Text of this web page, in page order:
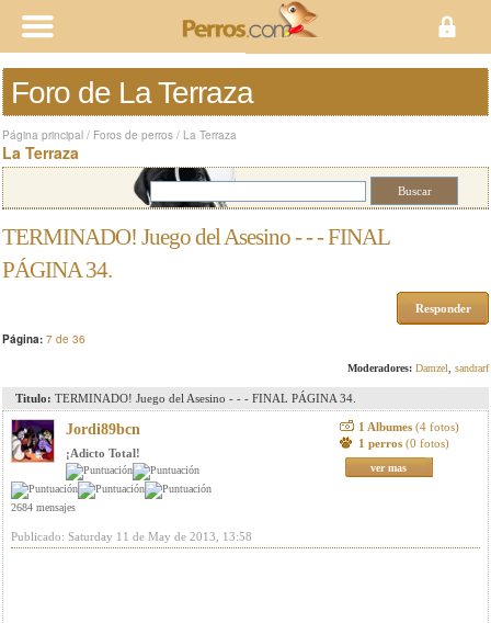
Foro de La Terraza
Página principal / Foros de perros / La Terraza
La Terraza
TERMINADO! Juego del Asesino - - - FINAL
PÁGINA 34.
Responder
Página: 7 de 36
Moderadores: Damzel sandrarf
Titulo: TERMINADO! Juego del Asesino - - - FINAL PÁGINA 34.
Jordi89bcn
¡Adicto Total!
2684 mensajes
1 Albumes (4 fotos)
1 perros (0 fotos)
ver mas
Publicado: Saturday 11 de May de 2013, 13:58